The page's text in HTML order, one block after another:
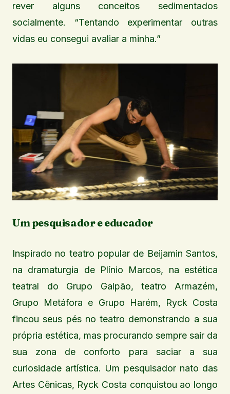
rever alguns conceitos sedimentados
socialmente. “Tentando experimentar outras
vidas eu consegui avaliar a minha.”
Um pesquisador e educador
Inspirado no teatro popular de Beijamin Santos,
na dramaturgia de Plínio Marcos, na estética
teatral do Grupo Galpão, teatro Armazém,
Grupo Metáfora e Grupo Harém, Ryck Costa
fincou seus pés no teatro demonstrando a sua
própria estética, mas procurando sempre sair da
sua zona de conforto para saciar a sua
curiosidade artística. Um pesquisador nato das
Artes Cênicas, Ryck Costa conquistou ao longo